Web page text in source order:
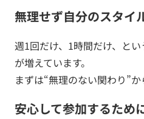
無理せず自分のスタイ
週1回だけ、1時間だけ、と
が増えています。
まずは“無理のない関わり”か
安心して参加するため